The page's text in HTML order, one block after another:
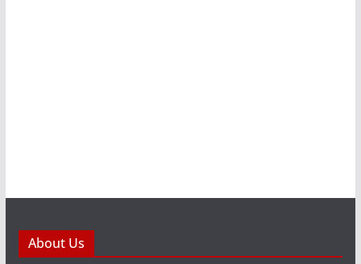
About Us